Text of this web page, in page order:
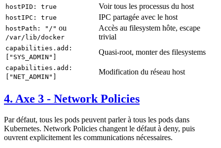
hostPID: true Voir tous les processus du host
hostIPC: true IPC partagée avec le host
hostPath: "/" ou
/var/lib/docker
Accès au filesystem hôte, escape
trivial
capabilities.add:
["SYS_ADMIN"]
Quasi-root, monter des filesystems
capabilities.add:
["NET_ADMIN"]
Modification du réseau host
4. Axe 3 - Network Policies
Par défaut, tous les pods peuvent parler à tous les pods dans
Kubernetes. Network Policies changent le défaut à deny, puis
ouvrent explicitement les communications nécessaires.